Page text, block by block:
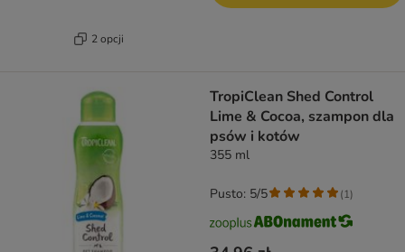
2 opcji
TropiClean Shed Control
Lime & Cocoa, szampon dla
psów i kotów
355 ml
Pusto: 5/5 (1)